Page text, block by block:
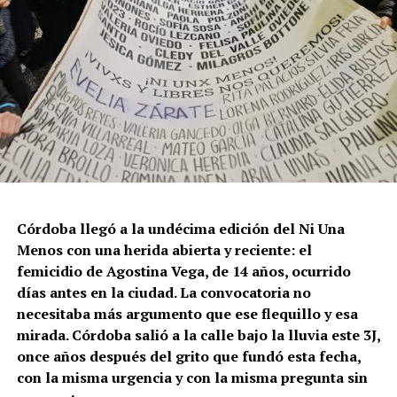
Córdoba llegó a la undécima edición del Ni Una
Menos con una herida abierta y reciente: el
femicidio de Agostina Vega, de 14 años, ocurrido
días antes en la ciudad. La convocatoria no
necesitaba más argumento que ese flequillo y esa
mirada. Córdoba salió a la calle bajo la lluvia este 3J,
once años después del grito que fundó esta fecha,
con la misma urgencia y con la misma pregunta sin